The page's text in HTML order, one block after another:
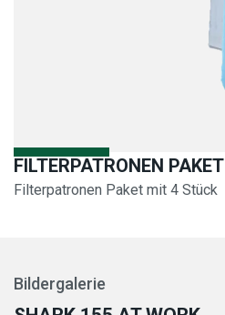
FILTERPATRONEN PAKET
Filterpatronen Paket mit 4 Stück
Bildergalerie